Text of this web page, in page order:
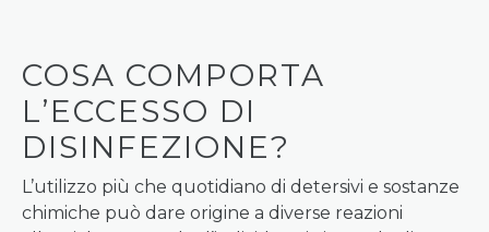
COSA COMPORTA
L’ECCESSO DI
DISINFEZIONE?
L’utilizzo più che quotidiano di detersivi e sostanze
chimiche può dare origine a diverse reazioni